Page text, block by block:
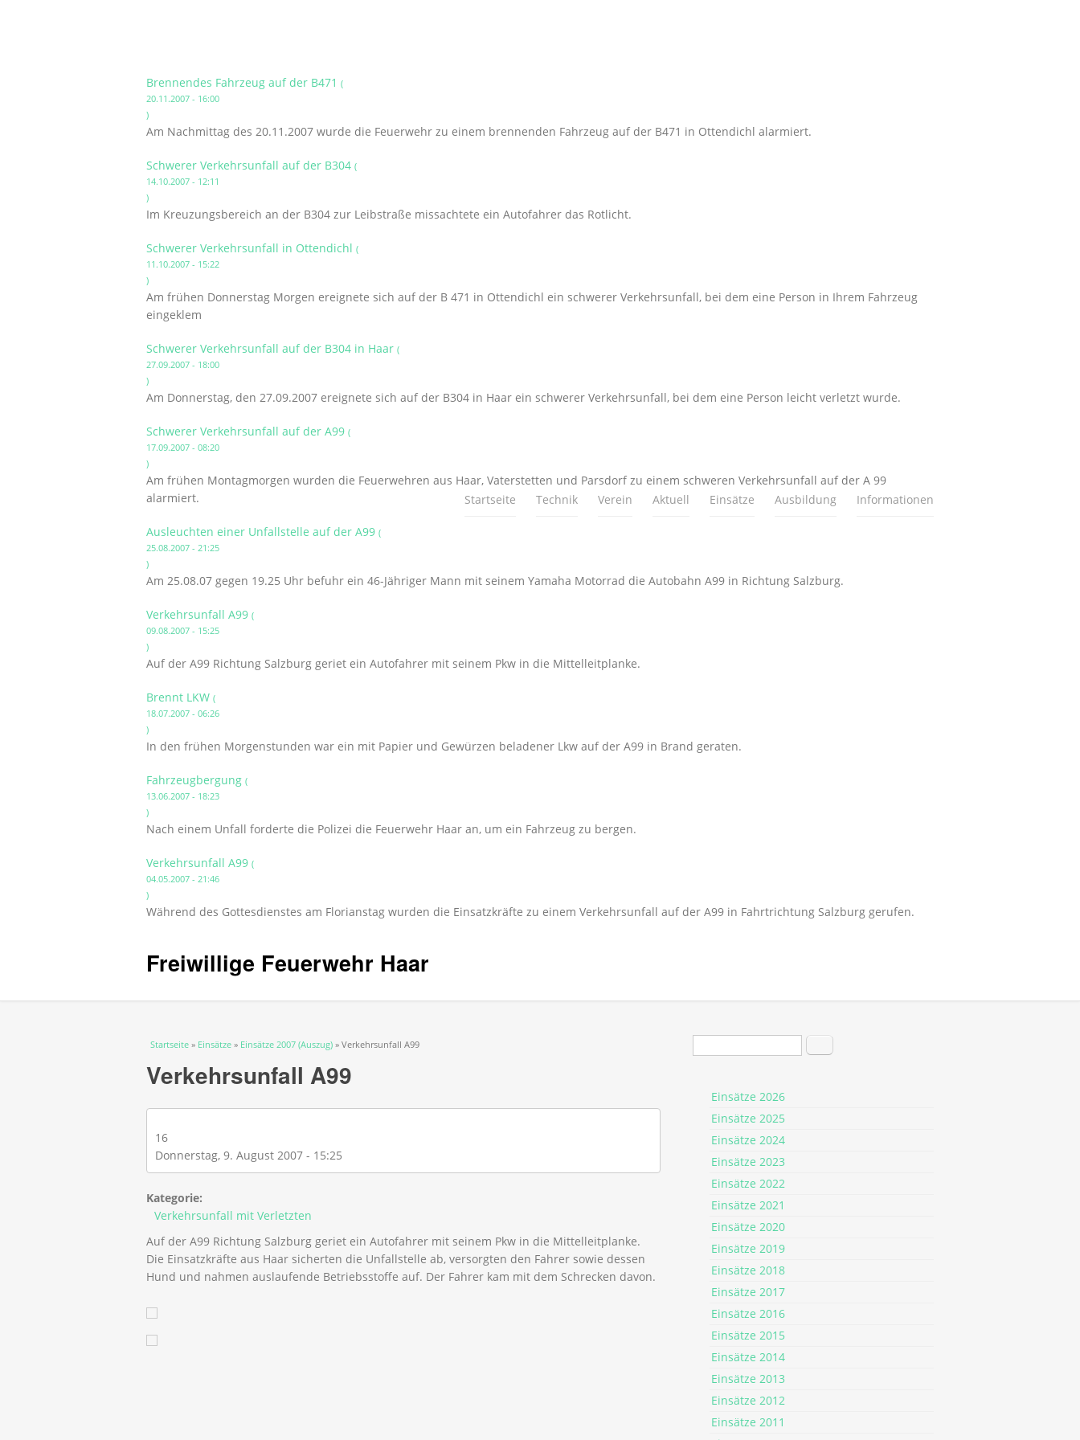
Startseite Technik Verein Aktuell Einsätze Ausbildung Informationen
Brennendes Fahrzeug auf der B471 (
20.11.2007 - 16:00
)
Am Nachmittag des 20.11.2007 wurde die Feuerwehr zu einem brennenden Fahrzeug auf der B471 in Ottendichl alarmiert.
Schwerer Verkehrsunfall auf der B304 (
14.10.2007 - 12:11
)
Im Kreuzungsbereich an der B304 zur Leibstraße missachtete ein Autofahrer das Rotlicht.
Schwerer Verkehrsunfall in Ottendichl (
11.10.2007 - 15:22
)
Am frühen Donnerstag Morgen ereignete sich auf der B 471 in Ottendichl ein schwerer Verkehrsunfall, bei dem eine Person in Ihrem Fahrzeug
eingeklem
Schwerer Verkehrsunfall auf der B304 in Haar (
27.09.2007 - 18:00
)
Am Donnerstag, den 27.09.2007 ereignete sich auf der B304 in Haar ein schwerer Verkehrsunfall, bei dem eine Person leicht verletzt wurde.
Schwerer Verkehrsunfall auf der A99 (
17.09.2007 - 08:20
)
Am frühen Montagmorgen wurden die Feuerwehren aus Haar, Vaterstetten und Parsdorf zu einem schweren Verkehrsunfall auf der A 99
alarmiert.
Ausleuchten einer Unfallstelle auf der A99 (
25.08.2007 - 21:25
)
Am 25.08.07 gegen 19.25 Uhr befuhr ein 46-Jähriger Mann mit seinem Yamaha Motorrad die Autobahn A99 in Richtung Salzburg.
Verkehrsunfall A99 (
09.08.2007 - 15:25
)
Auf der A99 Richtung Salzburg geriet ein Autofahrer mit seinem Pkw in die Mittelleitplanke.
Brennt LKW (
18.07.2007 - 06:26
)
In den frühen Morgenstunden war ein mit Papier und Gewürzen beladener Lkw auf der A99 in Brand geraten.
Fahrzeugbergung (
13.06.2007 - 18:23
)
Nach einem Unfall forderte die Polizei die Feuerwehr Haar an, um ein Fahrzeug zu bergen.
Verkehrsunfall A99 (
04.05.2007 - 21:46
)
Während des Gottesdienstes am Florianstag wurden die Einsatzkräfte zu einem Verkehrsunfall auf der A99 in Fahrtrichtung Salzburg gerufen.
Freiwillige Feuerwehr Haar
Sie sind hier
Startseite » Einsätze » Einsätze 2007 (Auszug) » Verkehrsunfall A99
Verkehrsunfall A99
16
Donnerstag, 9. August 2007 - 15:25
Kategorie:
Verkehrsunfall mit Verletzten
Auf der A99 Richtung Salzburg geriet ein Autofahrer mit seinem Pkw in die Mittelleitplanke.
Die Einsatzkräfte aus Haar sicherten die Unfallstelle ab, versorgten den Fahrer sowie dessen
Hund und nahmen auslaufende Betriebsstoffe auf. Der Fahrer kam mit dem Schrecken davon.
Suchformular Suche
Einsätze 2026
Einsätze 2025
Einsätze 2024
Einsätze 2023
Einsätze 2022
Einsätze 2021
Einsätze 2020
Einsätze 2019
Einsätze 2018
Einsätze 2017
Einsätze 2016
Einsätze 2015
Einsätze 2014
Einsätze 2013
Einsätze 2012
Einsätze 2011